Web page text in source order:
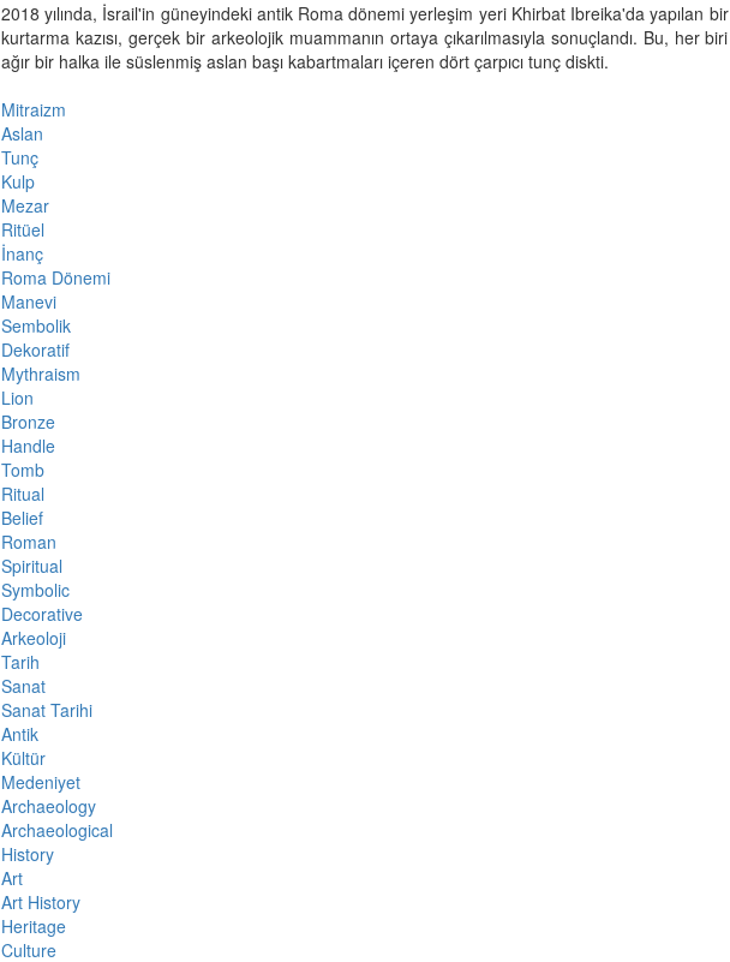
2018 yılında, İsrail'in güneyindeki antik Roma dönemi yerleşim yeri Khirbat Ibreika'da yapılan bir
kurtarma kazısı, gerçek bir arkeolojik muammanın ortaya çıkarılmasıyla sonuçlandı. Bu, her biri
ağır bir halka ile süslenmiş aslan başı kabartmaları içeren dört çarpıcı tunç diskti.
Mitraizm
Aslan
Tunç
Kulp
Mezar
Ritüel
İnanç
Roma Dönemi
Manevi
Sembolik
Dekoratif
Mythraism
Lion
Bronze
Handle
Tomb
Ritual
Belief
Roman
Spiritual
Symbolic
Decorative
Arkeoloji
Tarih
Sanat
Sanat Tarihi
Antik
Kültür
Medeniyet
Archaeology
Archaeological
History
Art
Art History
Heritage
Culture